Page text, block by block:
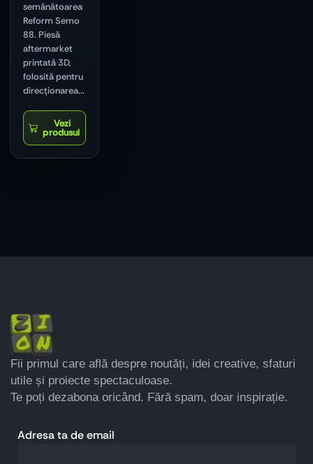
semănătoarea
Reform Semo
88. Piesă
aftermarket
printată 3D,
folosită pentru
direcționarea...
Fii primul care află despre noutăți, idei creative, sfaturi
utile și proiecte spectaculoase.
Te poți dezabona oricând. Fără spam, doar inspirație.
Adresa ta de email